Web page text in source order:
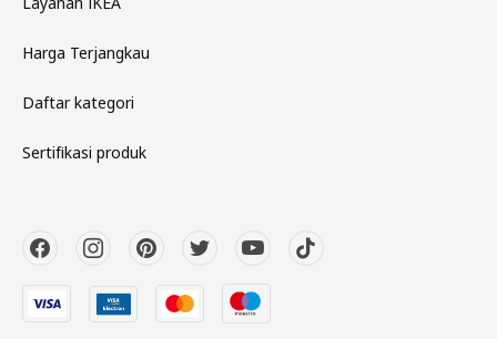
Harga Terjangkau
Daftar kategori
Sertifikasi produk